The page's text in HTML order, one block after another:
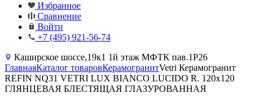
Избранное
Сравнение
Войти
+7 (495) 921-56-74
Каширское шоссе,19к1 1й этаж МФТК пав.1Р26
ГлавнаяКаталог товаровКерамогранитVetri Керамогранит
REFIN NQ31 VETRI LUX BIANCO LUCIDO R. 120x120
ГЛЯНЦЕВАЯ БЛЕСТЯЩАЯ ГЛАЗУРОВАННАЯ